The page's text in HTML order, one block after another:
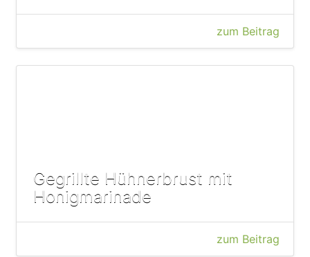
zum Beitrag
Gegrillte Hühnerbrust mit
Honigmarinade
zum Beitrag